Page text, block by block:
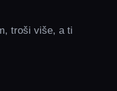
troši više, a ti